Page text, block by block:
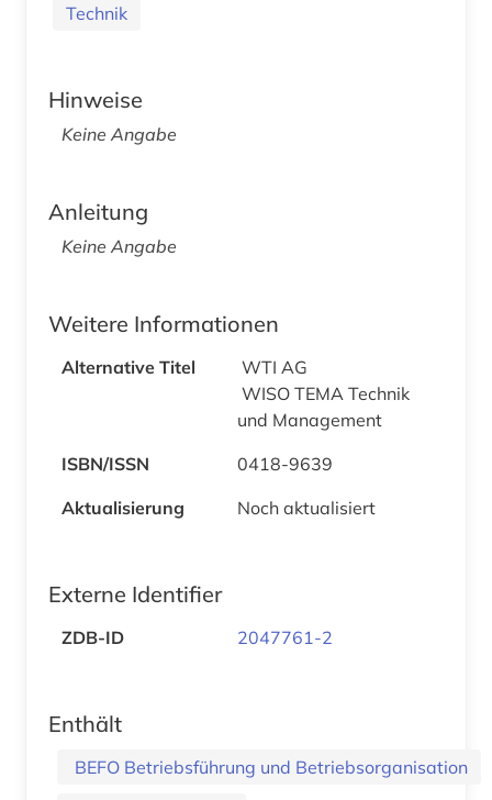
Technik
Hinweise
Keine Angabe
Anleitung
Keine Angabe
Weitere Informationen
Alternative Titel
WTI AG
WISO TEMA Technik
und Management
ISBN/ISSN
0418-9639
Aktualisierung
Noch aktualisiert
Externe Identifier
ZDB-ID 2047761-2
Enthält
BEFO Betriebsführung und Betriebsorganisation